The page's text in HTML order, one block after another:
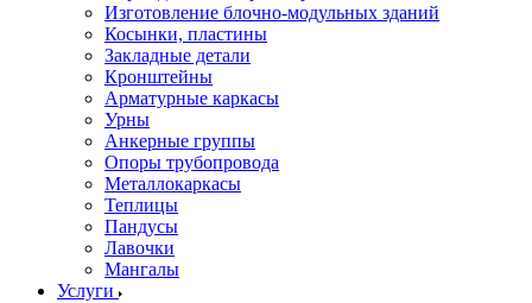
Изготовление блочно-модульных зданий
Косынки, пластины
Закладные детали
Кронштейны
Арматурные каркасы
Урны
Анкерные группы
Опоры трубопровода
Металлокаркасы
Теплицы
Пандусы
Лавочки
Мангалы
Услуги